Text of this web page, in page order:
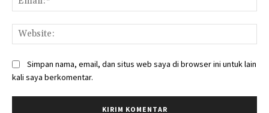
Simpan nama, email, dan situs web saya di browser ini untuk lain
kali saya berkomentar.